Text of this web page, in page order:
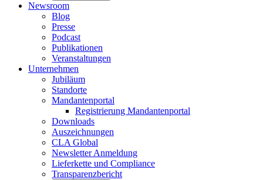
Newsroom
Blog
Presse
Podcast
Publikationen
Veranstaltungen
Unternehmen
Jubiläum
Standorte
Mandantenportal
Registrierung Mandantenportal
Downloads
Auszeichnungen
CLAGlobal
NewsletterAnmeldung
Lieferkette und Compliance
Transparenzbericht